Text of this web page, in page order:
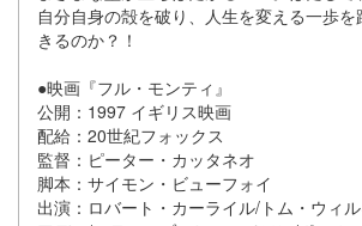
自分自身の殻を破り、人生を変える一歩
きるのか？！
●映画『フル・モンティ』
公開：1997 イギリス映画
配給：20世紀フォックス
監督：ピーター・カッタネオ
脚本：サイモン・ビューフォイ
出演：ロバート・カーライル/トム・ウィ